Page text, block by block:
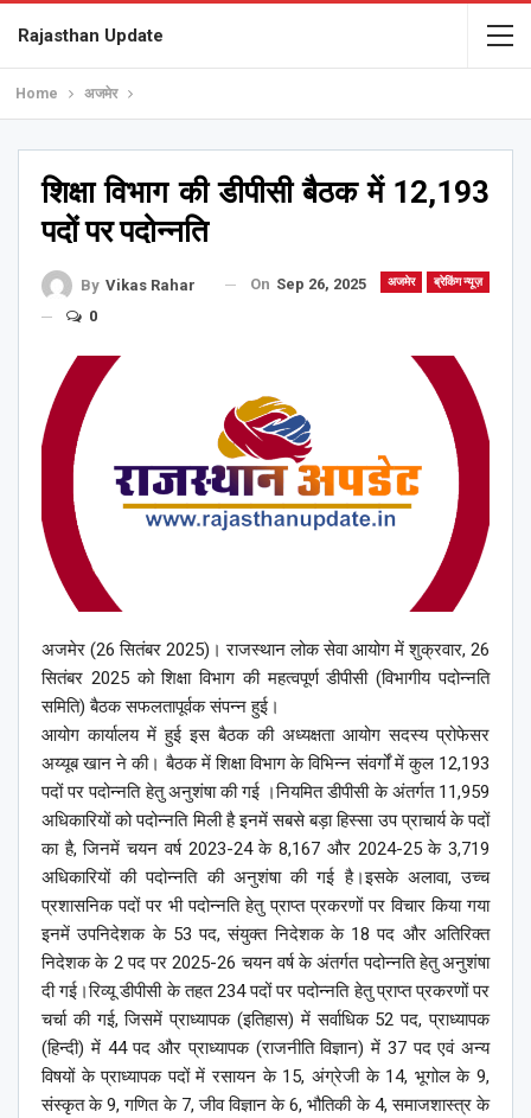
Rajasthan Update
Home अजमेर
शिक्षा विभाग की डीपीसी बैठक में 12,193
पदों पर पदोन्नति
अजमेर ब्रेकिंग न्यूज़
By Vikas Rahar On Sep 26, 2025
0
अजमेर (26 सितंबर 2025)। राजस्थान लोक सेवा आयोग में शुक्रवार, 26
सितंबर 2025 को शिक्षा विभाग की महत्वपूर्ण डीपीसी (विभागीय पदोन्नति
समिति) बैठक सफलतापूर्वक संपन्न हुई।
आयोग कार्यालय में हुई इस बैठक की अध्यक्षता आयोग सदस्य प्रोफेसर
अय्यूब खान ने की। बैठक में शिक्षा विभाग के विभिन्न संवर्गों में कुल 12,193
पदों पर पदोन्नति हेतु अनुशंषा की गई ।नियमित डीपीसी के अंतर्गत 11,959
अधिकारियों को पदोन्नति मिली है इनमें सबसे बड़ा हिस्सा उप प्राचार्य के पदों
का है, जिनमें चयन वर्ष 2023-24 के 8,167 और 2024-25 के 3,719
अधिकारियों की पदोन्नति की अनुशंषा की गई है।इसके अलावा, उच्च
प्रशासनिक पदों पर भी पदोन्नति हेतु प्राप्त प्रकरणों पर विचार किया गया
इनमें उपनिदेशक के 53 पद, संयुक्त निदेशक के 18 पद और अतिरिक्त
निदेशक के 2 पद पर 2025-26 चयन वर्ष के अंतर्गत पदोन्नति हेतु अनुशंषा
दी गई।रिव्यू डीपीसी के तहत 234 पदों पर पदोन्नति हेतु प्राप्त प्रकरणों पर
चर्चा की गई, जिसमें प्राध्यापक (इतिहास) में सर्वाधिक 52 पद, प्राध्यापक
(हिन्दी) में 44 पद और प्राध्यापक (राजनीति विज्ञान) में 37 पद एवं अन्य
विषयों के प्राध्यापक पदों में रसायन के 15, अंग्रेजी के 14, भूगोल के 9,
संस्कृत के 9, गणित के 7, जीव विज्ञान के 6, भौतिकी के 4, समाजशास्त्र के